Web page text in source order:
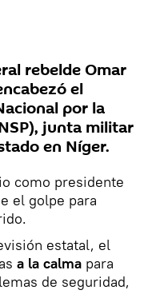
rebelde Omar
el
por la
junta militar
en Níger.
como presidente
el golpe para
estatal, el
a la calma para
de seguridad,